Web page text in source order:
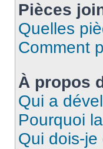
Pièces
Quelles
Comment
À propos
Qui a
Pourquoi
Qui dois-je